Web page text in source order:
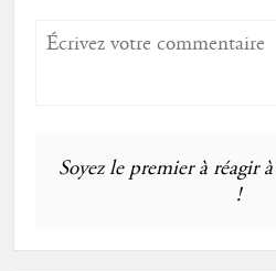
Soyez le premier à réagir
!